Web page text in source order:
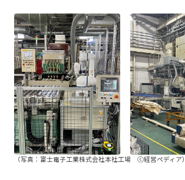
（写真：富士電子工業株式会社本社工場 ⓒ経営ペディア）